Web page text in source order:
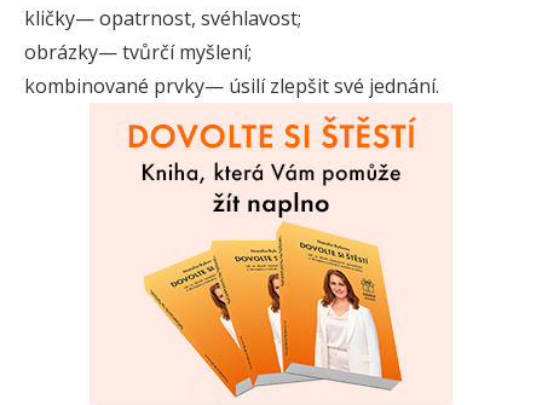
kličky— opatrnost, svéhlavost;
obrázky— tvůrčí myšlení;
kombinované prvky— úsilí zlepšit své jednání.